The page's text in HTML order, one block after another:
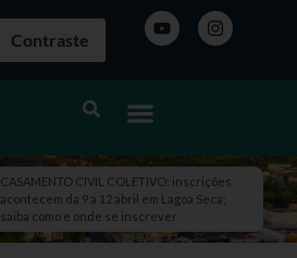
Contraste
CASAMENTO CIVIL COLETIVO: inscrições
acontecem da 9 a 12 abril em Lagoa Seca;
saiba como e onde se inscrever